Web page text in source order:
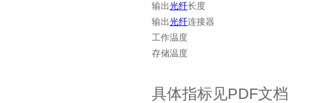
输出光纤长度
输出光纤连接器
工作温度
存储温度
具体指标见PDF文档